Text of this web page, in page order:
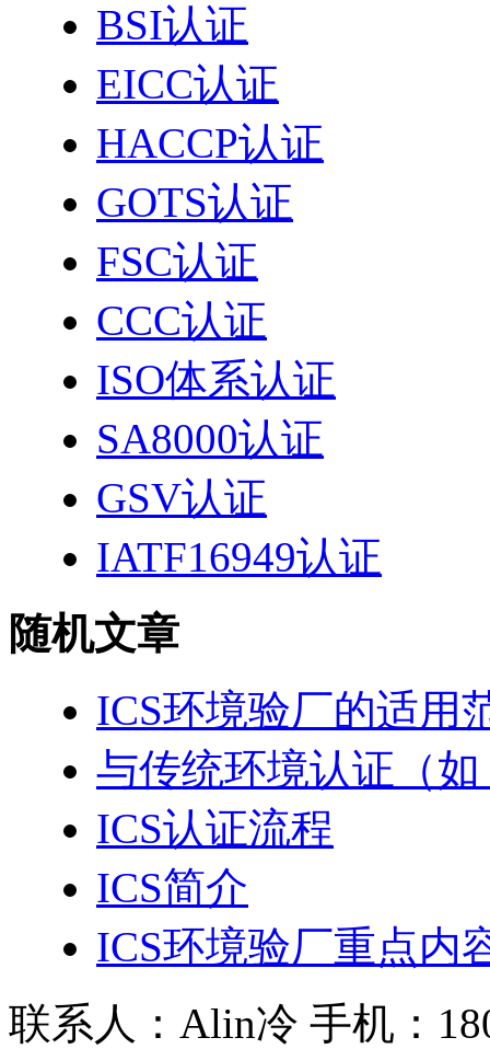
BSI认证
EICC认证
HACCP认证
GOTS认证
FSC认证
CCC认证
ISO体系认证
SA8000认证
GSV认证
IATF16949认证
随机文章
ICS环境验厂的适用
与传统环境认证（如
ICS认证流程
ICS简介
ICS环境验厂重点内
联系人：Alin冷 手机：